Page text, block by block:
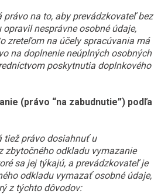
na to, aby prevádzkovateľ bez
nesprávne osobné údaje,
zreteľom na účely spracúvania má
na doplnenie neúplných osobných
poskytnutia doplnkového
(právo “na zabudnutie”) podľa
tiež právo dosiahnuť u
zbytočného odkladu vymazanie
sa jej týkajú, a prevádzkovateľ je
odkladu vymazať osobné údaje,
z týchto dôvodov: